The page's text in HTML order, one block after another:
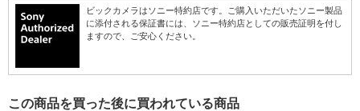
ビックカメラはソニー特約店です。ご購入いただいたソニー製品
に添付される保証書には、ソニー特約店としての販売証明を付し
ますので、ご安心ください。
この商品を買った後に買われている商品